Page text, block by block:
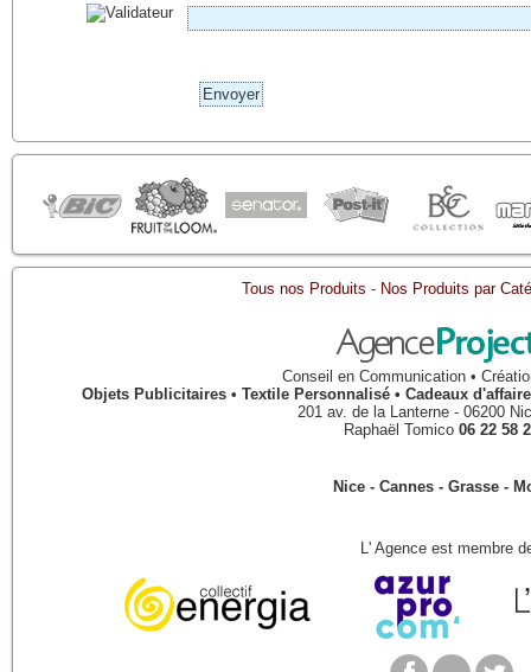
Tous nos Produits - Nos Produits par
Conseil en Communication •
Objets Publicitaires • Textile Personnalisé • Cadeaux
201 av. de la Lanterne - 06200
Raphaël Tomico 06 22 58
Nice - Cannes - Grasse -
L' Agence est membre